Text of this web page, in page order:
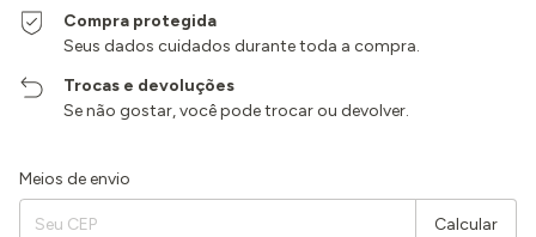
Compra protegida
Seus dados cuidados durante toda a compra.
Trocas e devoluções
Se não gostar, você pode trocar ou devolver.
Entregas para o CEP:
Meios de envio
Calcular